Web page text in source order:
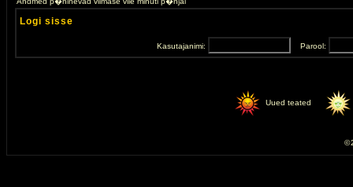
Logi sisse
Kasutajanimi: Parool:
Uued teated
©